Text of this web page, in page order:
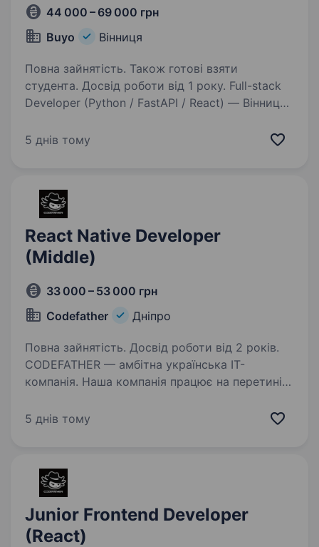
44 000 – 69 000 грн
Buyo
Вінниця
Повна зайнятість. Також готові взяти
студента. Досвід роботи від 1 року. Full-stack
Developer (Python / FastAPI / React) — Вінниця,
шукаємо сильного Full-stack Developer, який
5 днів тому
React Native Developer
(Middle)
33 000 – 53 000 грн
Codefather
Дніпро
Повна зайнятість. Досвід роботи від 2 років.
CODEFATHER — амбітна українська IT-
компанія. Наша компанія працює на перетині
рішення для бізнесу та користувачів
5 днів тому
Junior Frontend Developer
(React)